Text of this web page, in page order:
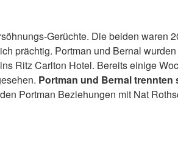
Gerüchte. Die beiden waren
prächtig. Portman und Bernal
Ritz Carlton Hotel. Bereits einige
Portman und Bernal trennten
Portman Beziehungen mit Nat